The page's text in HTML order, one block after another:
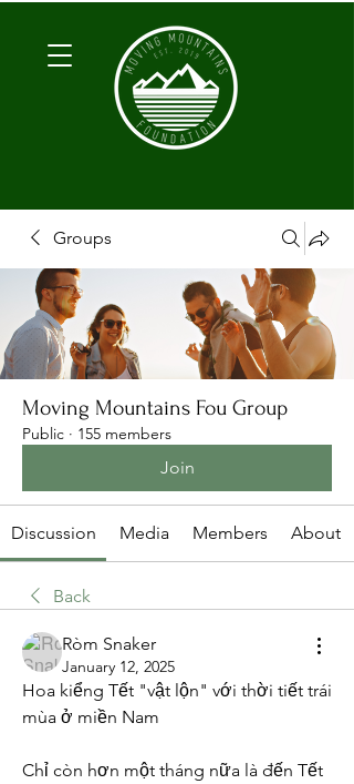
Groups
Moving Mountains Fou Group
Public · 155 members
Join
Discussion Media Members About
Back
Ròm Snaker
January 12, 2025
Hoa kiểng Tết "vật lộn" với thời tiết trái
mùa ở miền Nam
Chỉ còn hơn một tháng nữa là đến Tết